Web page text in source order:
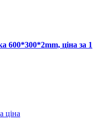
600*300*2mm, ціна за 1
ціна